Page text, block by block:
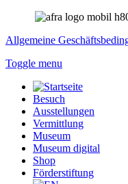
Allgemeine
Toggle menu
Besuch
Ausstellungen
Vermittlung
Museum
Museum digital
Shop
Förderstiftung